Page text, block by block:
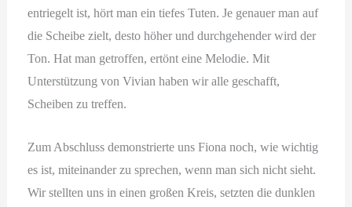
entriegelt ist, hört man ein tiefes Tuten. Je genauer man auf
die Scheibe zielt, desto höher und durchgehender wird der
Ton. Hat man getroffen, ertönt eine Melodie. Mit
Unterstützung von Vivian haben wir alle geschafft,
Scheiben zu treffen.
Zum Abschluss demonstrierte uns Fiona noch, wie wichtig
es ist, miteinander zu sprechen, wenn man sich nicht sieht.
Wir stellten uns in einen großen Kreis, setzten die dunklen